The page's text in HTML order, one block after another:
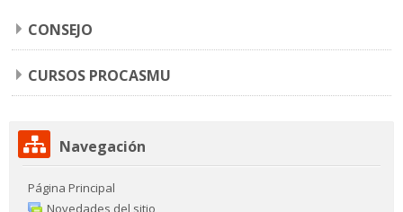
CONSEJO
CURSOS PROCASMU
Saltar
NavegaciónNavegación
Página Principal
Novedades del sitio